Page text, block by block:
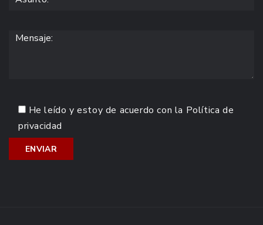
He leído y estoy de acuerdo con la Política de
privacidad